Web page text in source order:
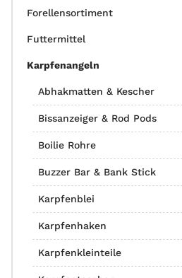
Forellensortiment
Futtermittel
Karpfenangeln
Abhakmatten & Kescher
Bissanzeiger & Rod Pods
Boilie Rohre
Buzzer Bar & Bank Stick
Karpfenblei
Karpfenhaken
Karpfenkleinteile